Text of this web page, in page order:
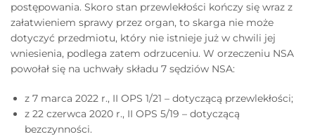
postępowania. Skoro stan przewlekłości kończy się wraz z
załatwieniem sprawy przez organ, to skarga nie może
dotyczyć przedmiotu, który nie istnieje już w chwili jej
wniesienia, podlega zatem odrzuceniu. W orzeczeniu NSA
powołał się na uchwały składu 7 sędziów NSA:
z 7 marca 2022 r., II OPS 1/21 – dotyczącą przewlekłości;
z 22 czerwca 2020 r., II OPS 5/19 – dotyczącą
bezczynności.